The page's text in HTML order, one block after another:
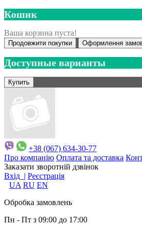
Кошик
Ваша корзина пуста!
Продовжити покупки Оформлення
Доступные варианты
+38 (067) 634-30-77
Про компанію Оплата та доставка
Заказати зворотній дзвінок
Вхід | Реєстрація
UA RU EN
Обробка замовлень
Пн - Пт з 09:00 до 17:00